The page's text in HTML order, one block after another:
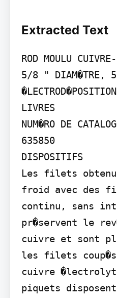
Extracted Text
ROD MOULU
5/8 " DIAM�TRE,
LIVRES
NUM�RO DE
635850
DISPOSITIFS
Les filets
froid avec des
continu, sans
pr�servent le
cuivre et sont
les filets coup�s
cuivre
piquets